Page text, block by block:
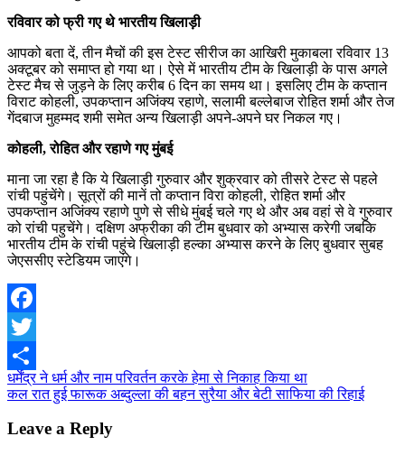
रविवार को फ्री गए थे भारतीय खिलाड़ी
आपको बता दें, तीन मैचों की इस टेस्ट सीरीज का आखिरी मुकाबला रविवार 13
अक्टूबर को समाप्त हो गया था। ऐसे में भारतीय टीम के खिलाड़ी के पास अगले
टेस्ट मैच से जुड़ने के लिए करीब 6 दिन का समय था। इसलिए टीम के कप्तान
विराट कोहली, उपकप्तान अजिंक्य रहाणे, सलामी बल्लेबाज रोहित शर्मा और तेज
गेंदबाज मुहम्मद शमी समेत अन्य खिलाड़ी अपने-अपने घर निकल गए।
कोहली, रोहित और रहाणे गए मुंबई
माना जा रहा है कि ये खिलाड़ी गुरुवार और शुक्रवार को तीसरे टेस्ट से पहले
रांची पहुंचेंगे। सूत्रों की मानें तो कप्तान विरा कोहली, रोहित शर्मा और
उपकप्तान अजिंक्य रहाणे पुणे से सीधे मुंबई चले गए थे और अब वहां से वे गुरुवार
को रांची पहुचेंगे। दक्षिण अफ्रीका की टीम बुधवार को अभ्यास करेगी जबकि
भारतीय टीम के रांची पहुंचे खिलाड़ी हल्का अभ्यास करने के लिए बुधवार सुबह
जेएससीए स्टेडियम जाएंगे।
Facebook
Twitter
Share
Post
navigation
धर्मेंद्र ने धर्म और नाम परिवर्तन करके हेमा से निकाह किया था
कल रात हुई फारूक अब्दुल्ला की बहन सुरैया और बेटी साफिया की रिहाई
Leave a Reply